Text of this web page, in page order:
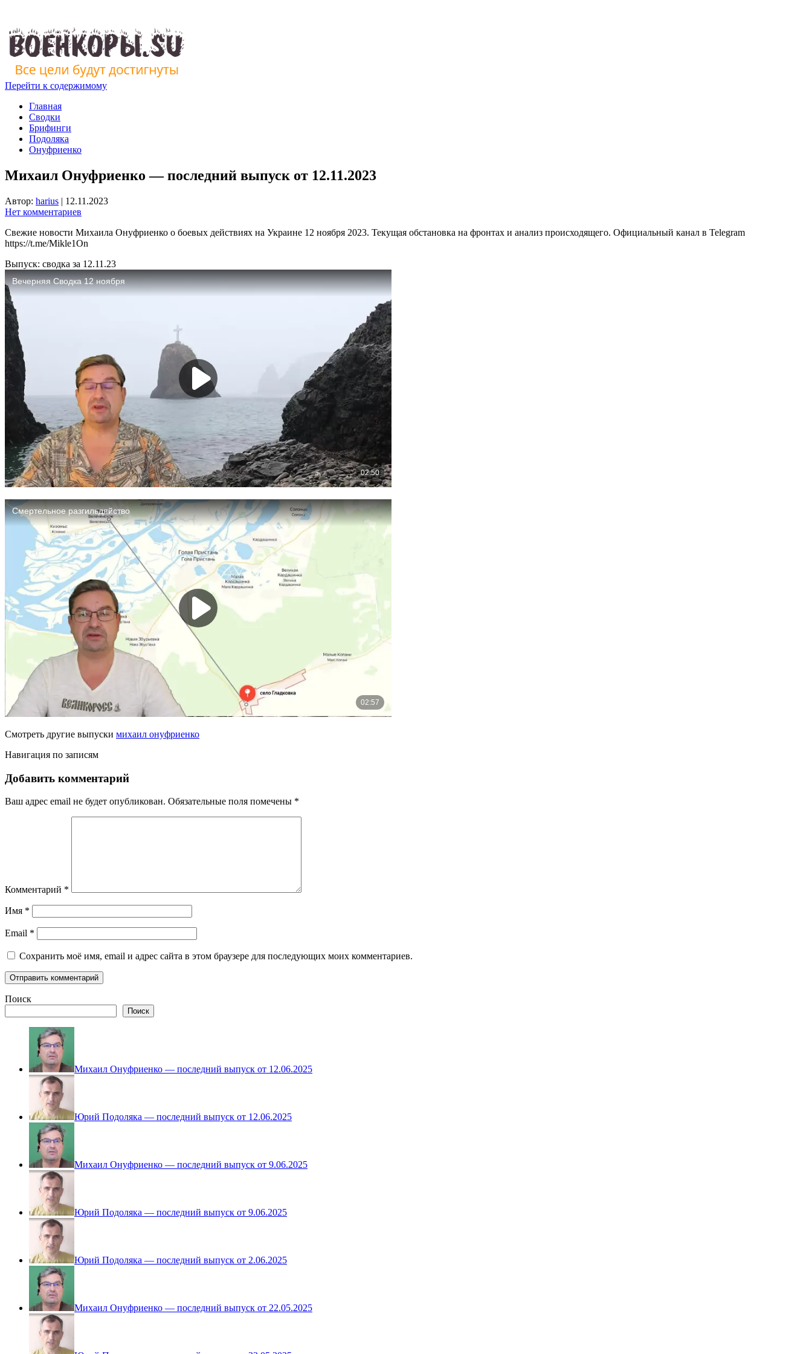
Перейти к содержимому
Главная
Сводки
Брифинги
Подоляка
Онуфриенко
Михаил Онуфриенко — последний выпуск от 12.11.2023
Автор: harius | 12.11.2023
Нет комментариев
Свежие новости Михаила Онуфриенко о боевых действиях на Украине 12 ноября 2023. Текущая обстановка на фронтах и анализ происходящего. Официальный канал в Telegram
https://t.me/Mikle1On
Выпуск: сводка за 12.11.23
Смотреть другие выпуски михаил онуфриенко
Навигация по записям
Добавить комментарий
Ваш адрес email не будет опубликован. Обязательные поля помечены *
Комментарий *
Имя *
Email *
Сохранить моё имя, email и адрес сайта в этом браузере для последующих моих комментариев.
Поиск
Поиск
Михаил Онуфриенко — последний выпуск от 12.06.2025
Юрий Подоляка — последний выпуск от 12.06.2025
Михаил Онуфриенко — последний выпуск от 9.06.2025
Юрий Подоляка — последний выпуск от 9.06.2025
Юрий Подоляка — последний выпуск от 2.06.2025
Михаил Онуфриенко — последний выпуск от 22.05.2025